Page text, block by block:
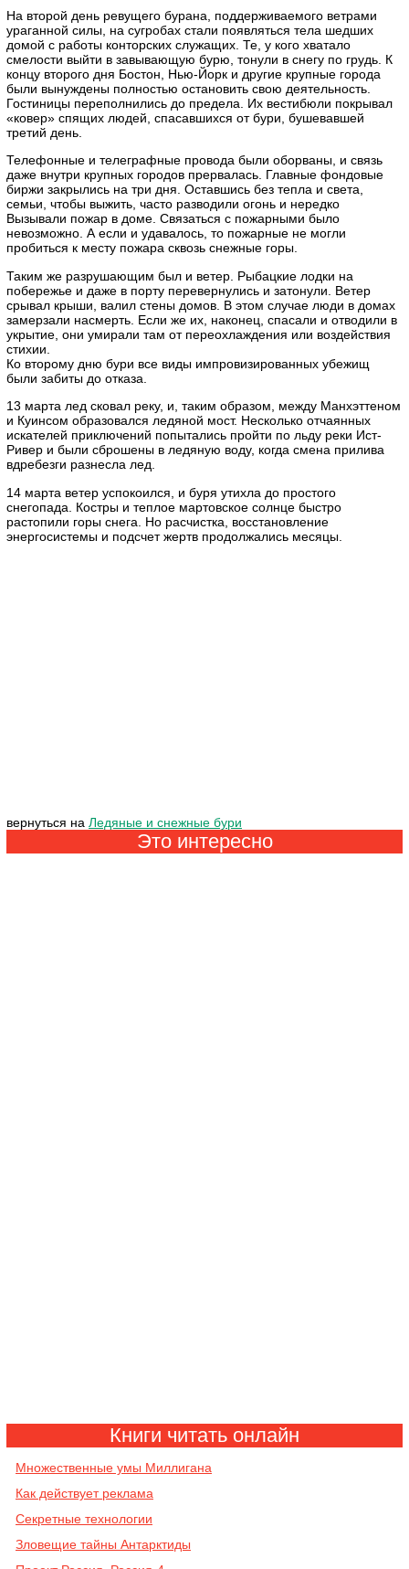
На второй день ревущего бурана, поддерживаемого ветрами
ураганной силы, на сугробах стали появляться тела шедших
домой с работы конторских служащих. Те, у кого хватало
смелости выйти в завывающую бурю, тонули в снегу по грудь. К
концу второго дня Бостон, Нью-Йорк и другие крупные города
были вынуждены полностью остановить свою деятельность.
Гостиницы переполнились до предела. Их вестибюли покрывал
«ковер» спящих людей, спасавшихся от бури, бушевавшей
третий день.
Телефонные и телеграфные провода были оборваны, и связь
даже внутри крупных городов прервалась. Главные фондовые
биржи закрылись на три дня. Оставшись без тепла и света,
семьи, чтобы выжить, часто разводили огонь и нередко
Вызывали пожар в доме. Связаться с пожарными было
невозможно. А если и удавалось, то пожарные не могли
пробиться к месту пожара сквозь снежные горы.
Таким же разрушающим был и ветер. Рыбацкие лодки на
побережье и даже в порту перевернулись и затонули. Ветер
срывал крыши, валил стены домов. В этом случае люди в домах
замерзали насмерть. Если же их, наконец, спасали и отводили в
укрытие, они умирали там от переохлаждения или воздействия
стихии.
Ко второму дню бури все виды импровизированных убежищ
были забиты до отказа.
13 марта лед сковал реку, и, таким образом, между Манхэттеном
и Куинсом образовался ледяной мост. Несколько отчаянных
искателей приключений попытались пройти по льду реки Ист-
Ривер и были сброшены в ледяную воду, когда смена прилива
вдребезги разнесла лед.
14 марта ветер успокоился, и буря утихла до простого
снегопада. Костры и теплое мартовское солнце быстро
растопили горы снега. Но расчистка, восстановление
энергосистемы и подсчет жертв продолжались месяцы.
вернуться на Ледяные и снежные бури
Это интересно
Книги читать онлайн
Mножественные умы Миллигана
Как действует реклама
Секретные технологии
Зловещие тайны Антарктиды